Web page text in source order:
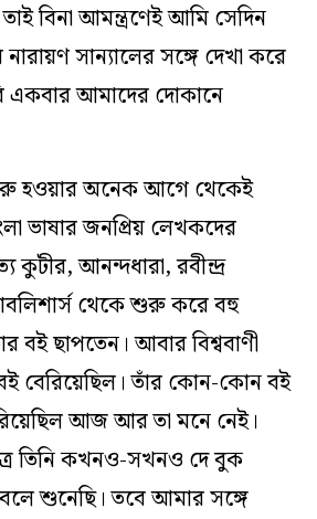
বিনা আমন্ত্রণেই আমি সেদিন
সান্যালের সঙ্গে দেখা করে
আমাদের দোকানে
হওয়ার অনেক আগে থেকেই
ভাষার জনপ্রিয় লেখকদের
কুটীর, আনন্দধারা, রবীন্দ্র
থেকে শুরু করে বহু
বই ছাপতেন। আবার বিশ্ববাণী
বেরিয়েছিল। তাঁর কোন-কোন বই
আজ আর তা মনে নেই।
তিনি কখনও-সখনও দে বুক
শুনেছি। তবে আমার সঙ্গে